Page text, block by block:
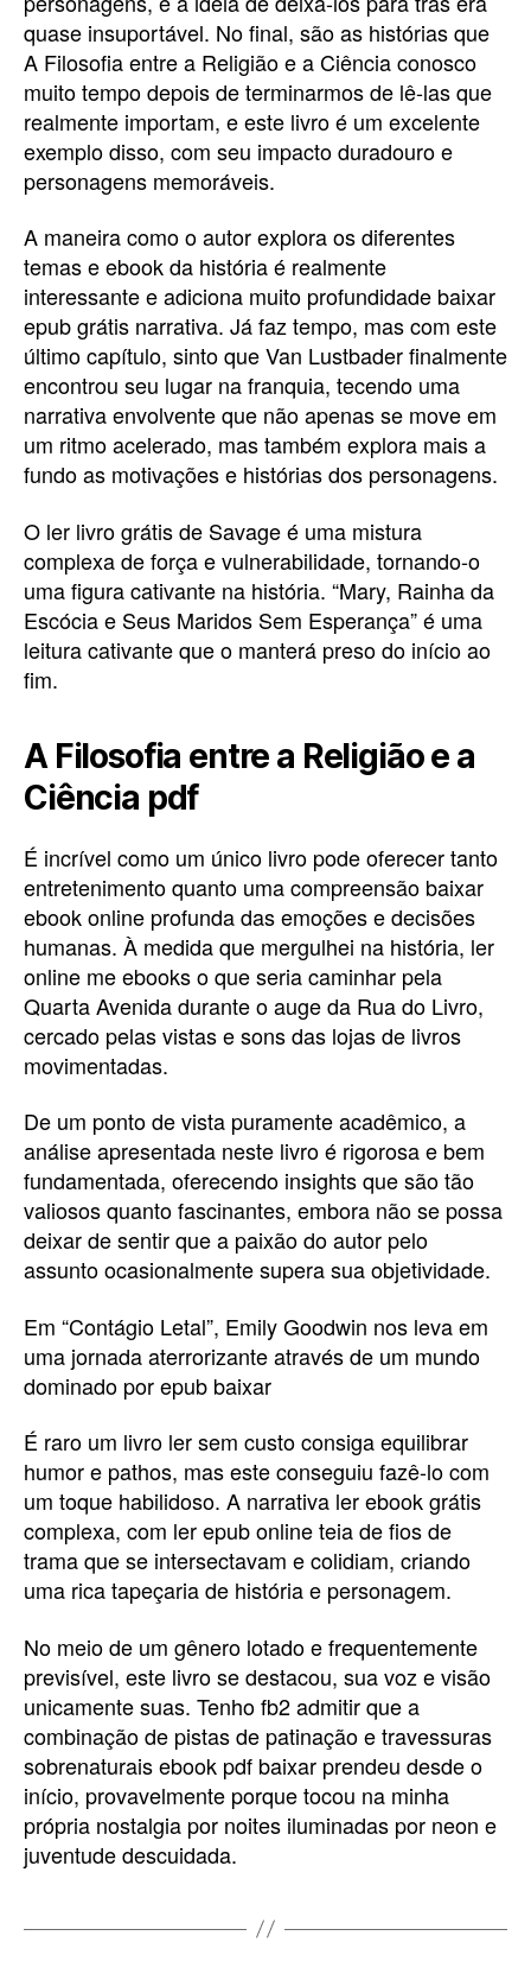
quase insuportável. No final, são as histórias que
A Filosofia entre a Religião e a Ciência conosco
muito tempo depois de terminarmos de lê-las que
realmente importam, e este livro é um excelente
exemplo disso, com seu impacto duradouro e
personagens memoráveis.
A maneira como o autor explora os diferentes
temas e ebook da história é realmente
interessante e adiciona muito profundidade baixar
epub grátis narrativa. Já faz tempo, mas com este
último capítulo, sinto que Van Lustbader finalmente
encontrou seu lugar na franquia, tecendo uma
narrativa envolvente que não apenas se move em
um ritmo acelerado, mas também explora mais a
fundo as motivações e histórias dos personagens.
O ler livro grátis de Savage é uma mistura
complexa de força e vulnerabilidade, tornando-o
uma figura cativante na história. “Mary, Rainha da
Escócia e Seus Maridos Sem Esperança” é uma
leitura cativante que o manterá preso do início ao
fim.
A Filosofia entre a Religião e a
Ciência pdf
É incrível como um único livro pode oferecer tanto
entretenimento quanto uma compreensão baixar
ebook online profunda das emoções e decisões
humanas. À medida que mergulhei na história, ler
online me ebooks o que seria caminhar pela
Quarta Avenida durante o auge da Rua do Livro,
cercado pelas vistas e sons das lojas de livros
movimentadas.
De um ponto de vista puramente acadêmico, a
análise apresentada neste livro é rigorosa e bem
fundamentada, oferecendo insights que são tão
valiosos quanto fascinantes, embora não se possa
deixar de sentir que a paixão do autor pelo
assunto ocasionalmente supera sua objetividade.
Em “Contágio Letal”, Emily Goodwin nos leva em
uma jornada aterrorizante através de um mundo
dominado por epub baixar
É raro um livro ler sem custo consiga equilibrar
humor e pathos, mas este conseguiu fazê-lo com
um toque habilidoso. A narrativa ler ebook grátis
complexa, com ler epub online teia de fios de
trama que se intersectavam e colidiam, criando
uma rica tapeçaria de história e personagem.
No meio de um gênero lotado e frequentemente
previsível, este livro se destacou, sua voz e visão
unicamente suas. Tenho fb2 admitir que a
combinação de pistas de patinação e travessuras
sobrenaturais ebook pdf baixar prendeu desde o
início, provavelmente porque tocou na minha
própria nostalgia por noites iluminadas por neon e
juventude descuidada.